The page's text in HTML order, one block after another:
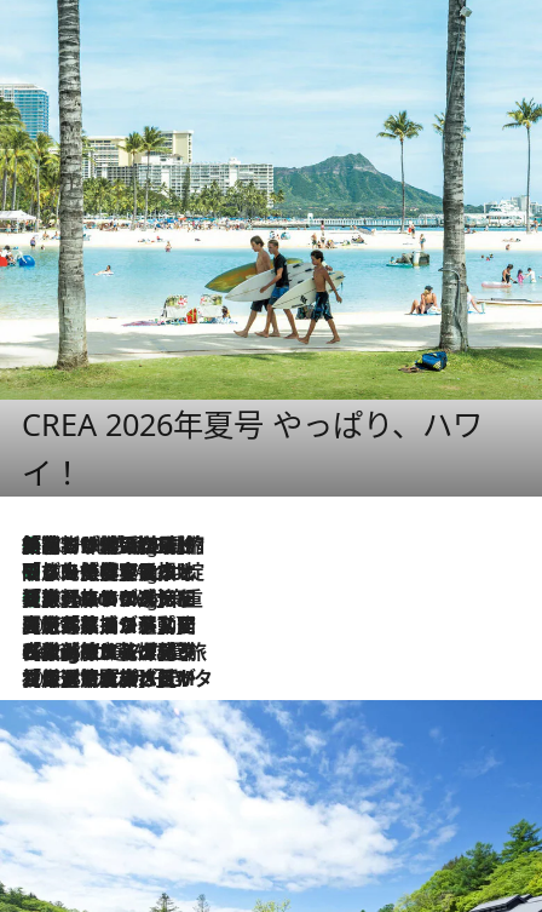
CREA 2026年夏号 やっぱり、ハワ
イ！
10 Hours Ago
「荷物が増えるほど旅ストレスは増す」美容ジャーナリストがたどり着いた最終結論。“化粧品を劇的に減らす”感動の凝縮美容とは
10 Hours Ago
「旅先には金髪ウィッグを持参」日本と同じメイクでは損してる!? 美容ジャーナリストが提案する“掟破りの旅美容”とは
10 Hours Ago
【厳選旅コスメ】「身軽さ＆UV対策重視！」ヘアアーティストshucoが選んだ夏旅ベストコスメを発表【Mサイズジップ】
2026.8.5
【厳選旅コスメ】国内をあちこち移動する河井菜摘が選んだ夏旅ベストコスメ発表！「リラックスアイテムはマスト」【Mサイズジップ】
2026.8.4
【厳選旅コスメ】「紫外線＆乾燥対策しながらメイク感も！」ヘア＆メイクGeorgeが選んだ夏旅ベストコスメを発表！【Mサイズジップ】
2026.8.3
【厳選旅コスメ】「保湿もタイパ重視！」“サウナ好き”タレント清水みさとが愛用する夏旅ベストコスメを発表！【Mサイズジップ】